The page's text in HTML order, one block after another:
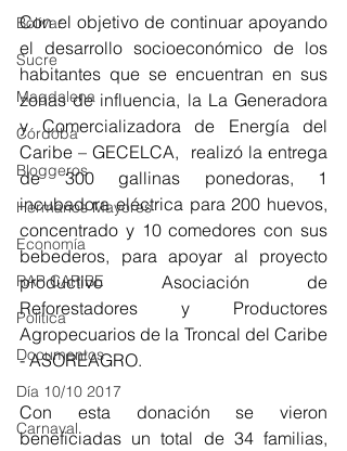
Bolívar
Sucre
Magdalena
Córdoba
Bloggeros
Hermanos Mayores
Economía
RAP CARIBE
Política
Documentos
Día 10/10 2017
Carnaval
Con el objetivo de continuar apoyando
el desarrollo socioeconómico de los
habitantes que se encuentran en sus
zonas de influencia, la La Generadora
y Comercializadora de Energía del
Caribe – GECELCA,  realizó la entrega
de 300 gallinas ponedoras, 1
incubadora eléctrica para 200 huevos,
concentrado y 10 comedores con sus
bebederos, para apoyar al proyecto
productivo Asociación de
Reforestadores y Productores
Agropecuarios de la Troncal del Caribe
- ASOREAGRO.
Con esta donación se vieron
beneficiadas un total de 34 familias,